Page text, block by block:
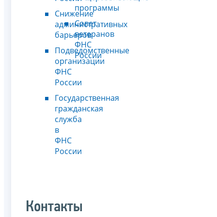
Снижение
административных
барьеров
Подведомственные
организации
ФНС
России
Государственная
гражданская
служба
в
ФНС
России
программы
Совет
ветеранов
ФНС
России
Контакты